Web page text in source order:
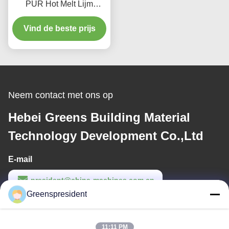
PUR Hot Melt Lijm
Lamineermachine voor
Stof met een
Productiesnelheid van 5-
Vind de beste prijs
Neem contact met ons op
Hebei Greens Building Material
Technology Development Co.,Ltd
E-mail
president@china-machines.com.cn
Werktijd
Greenspresident
11:11 PM